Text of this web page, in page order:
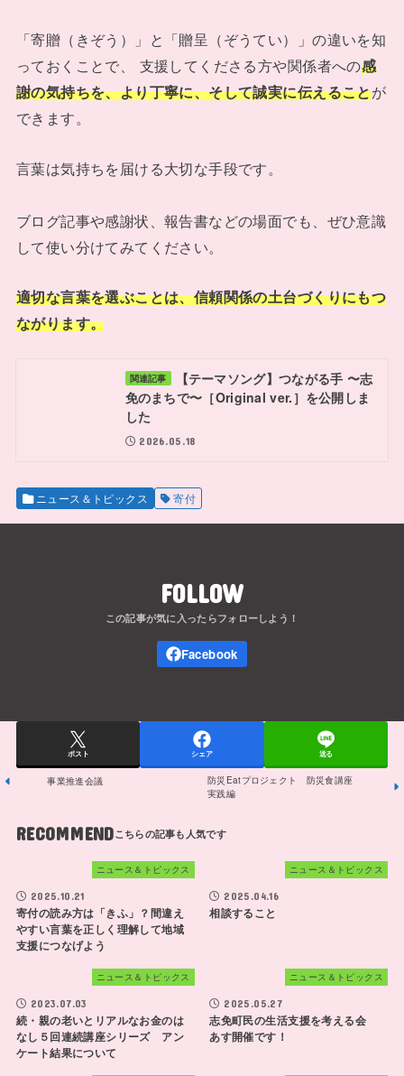
「寄贈（きぞう）」と「贈呈（ぞうてい）」の違いを知
っておくことで、 支援してくださる方や関係者への感
謝の気持ちを、より丁寧に、そして誠実に伝えることが
できます。
言葉は気持ちを届ける大切な手段です。
ブログ記事や感謝状、報告書などの場面でも、ぜひ意識
して使い分けてみてください。
適切な言葉を選ぶことは、信頼関係の土台づくりにもつ
ながります。
関連記事
【テーマソング】つながる手 〜志
免のまちで〜［Original ver.］を公開しま
した
2026.05.18
ニュース＆トピックス 寄付
FOLLOW
ポスト シェア 送る
事業推進会議
防災Eatプロジェクト 防災食講座
実践編
RECOMMEND
ニュース＆トピックス
2025.10.21
寄付の読み方は「きふ」？間違え
やすい言葉を正しく理解して地域
支援につなげよう
ニュース＆トピックス
2025.04.16
相談すること
ニュース＆トピックス
2023.07.03
続・親の老いとリアルなお金のは
なし５回連続講座シリーズ アン
ケート結果について
ニュース＆トピックス
2025.05.27
志免町民の生活支援を考える会
あす開催です！